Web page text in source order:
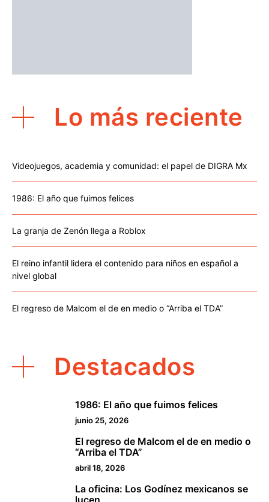
Lo más reciente
Videojuegos, academia y comunidad: el papel de DIGRA Mx
1986: El año que fuimos felices
La granja de Zenón llega a Roblox
El reino infantil lidera el contenido para niños en español a
nivel global
El regreso de Malcom el de en medio o “Arriba el TDA”
Destacados
1986: El año que fuimos felices
junio 25, 2026
El regreso de Malcom el de en medio o
“Arriba el TDA”
abril 18, 2026
La oficina: Los Godínez mexicanos se